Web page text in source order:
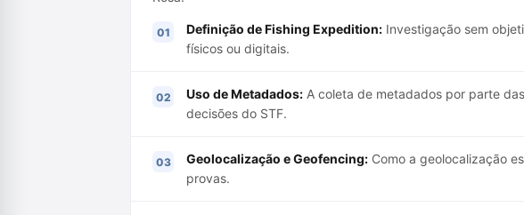
Definição de Fishing Expedition: Investigação sem
físicos ou digitais.
Uso de Metadados: A coleta de metadados por parte
decisões do STF.
Geolocalização e Geofencing: Como a geolocalização
provas.